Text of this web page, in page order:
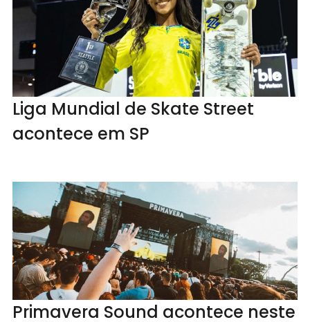
Liga Mundial de Skate Street
acontece em SP
Primavera Sound acontece neste